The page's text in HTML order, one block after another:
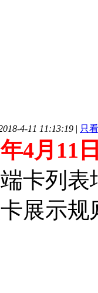
4-11 11:13:19 | 只
4月11
卡列表
展示规